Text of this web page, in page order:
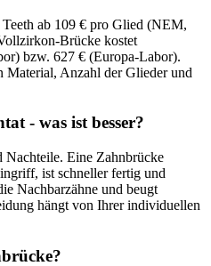
ab 109 € pro Glied (NEM,
Brücke kostet
bzw. 627 € (Europa-Labor).
Material, Anzahl der Glieder und
- was ist besser?
Nachteile. Eine Zahnbrücke
ist schneller fertig und
Nachbarzähne und beugt
hängt von Ihrer individuellen